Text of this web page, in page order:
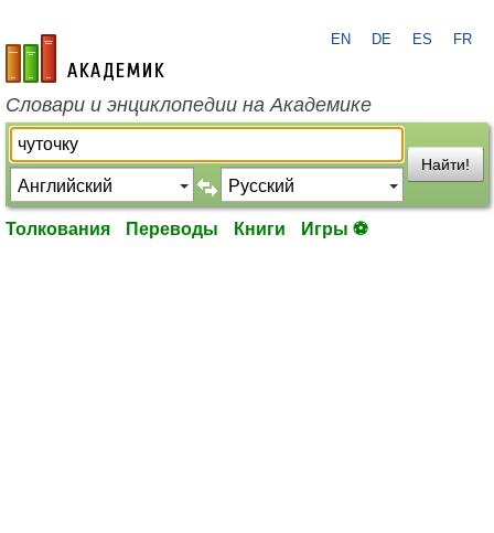
academic.ru
EN DE ES FR
Словари и энциклопедии на Академике
Найти!
Толкования Переводы Книги Игры ⚽